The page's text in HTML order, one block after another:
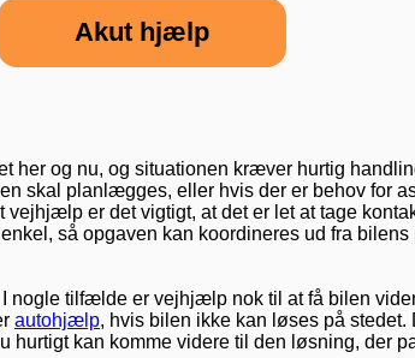
Akut hjælp
her og nu, og situationen kræver hurtig
skal planlægges, eller hvis der er behov for
er det vigtigt, at det er let at tage
så opgaven kan koordineres ud fra bilens
tilfælde er vejhjælp nok til at få bilen
autohjælp, hvis bilen ikke kan løses på stedet.
hurtigt kan komme videre til den løsning, der